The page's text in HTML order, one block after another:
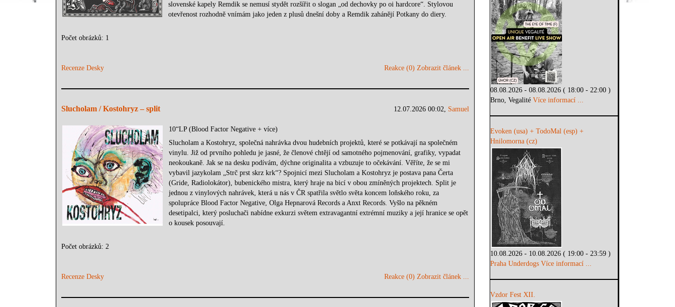
slovenské kapely Remdik se nemusí stydět rozšířit o slogan „od dechovky po oi hardcore“. Stylovou
otevřenost rozhodně vnímám jako jeden z plusů dnešní doby a Remdik zahánějí Potkany do diery.
Počet obrázků: 1
Recenze Desky Reakce (0) Zobrazit článek ...
12.07.2026 00:02, Samuel
Slucholam / Kostohryz – split
10“LP (Blood Factor Negative + více)
Slucholam a Kostohryz, společná nahrávka dvou hudebních projektů, které se potkávají na společném
vinylu. Již od prvního pohledu je jasné, že členové chtějí od samotného pojmenování, grafiky, vypadat
neokoukaně. Jak se na desku podívám, dýchne originalita a vzbuzuje to očekávání. Věříte, že se mi
vybavil jazykolam „Strč prst skrz krk“? Spojnicí mezi Slucholam a Kostohryz je postava pana Čerta
(Gride, Radiolokátor), bubenického mistra, který hraje na bicí v obou zmíněných projektech. Split je
jednou z vinylových nahrávek, která u nás v ČR spatřila světlo světa koncem loňského roku, za
spolupráce Blood Factor Negative, Olga Hepnarová Records a Anxt Records. Vyšlo na pěkném
desetipalci, který posluchači nabídne exkurzi světem extravagantní extrémní muziky a její hranice se opět
o kousek posouvají.
Počet obrázků: 2
Recenze Desky Reakce (0) Zobrazit článek ...
08.08.2026 - 08.08.2026 ( 18:00 - 22:00 )
Brno, VegalitéVíce informací ...
Evoken (usa) + TodoMal (esp) +
Hnilomorna (cz)
10.08.2026 - 10.08.2026 ( 19:00 - 23:59 )
Praha Underdogs Více informací ...
Vzdor Fest XII.